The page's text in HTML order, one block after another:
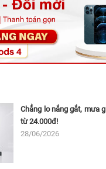
Thủ Đức, Hồ Chí Minh (Bình
Dĩ An, Hồ Chí Minh (Bình Dương
Ba Cu, Vũng Tàu, Hồ Chí
Chẳng lo nắng gắt, mưa
từ 24.000đ!
28/06/2026